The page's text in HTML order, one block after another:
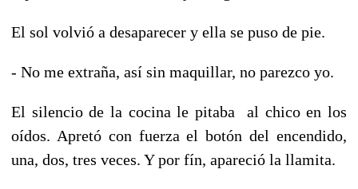
El sol volvió a desaparecer y ella se puso de pie.
- No me extraña, así sin maquillar, no parezco yo.
El silencio de la cocina le pitaba al chico en los
oídos. Apretó con fuerza el botón del encendido,
una, dos, tres veces. Y por fín, apareció la llamita.